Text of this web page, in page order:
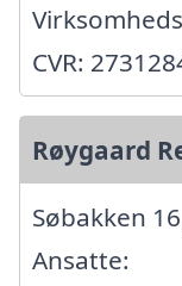
CVR:
Røygaard
Søbakken
Ansatte: